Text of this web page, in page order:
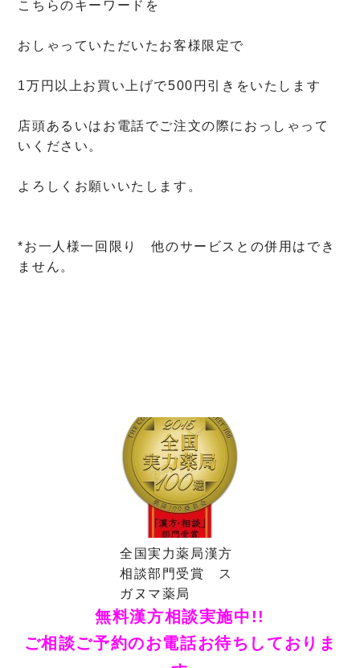
こちらのキーワードを
おしゃっていただいたお客様限定で
1万円以上お買い上げで500円引きをいたします
店頭あるいはお電話でご注文の際におっしゃって
いください。
よろしくお願いいたします。
*お一人様一回限り 他のサービスとの併用はでき
ません。
全国実力薬局漢方
相談部門受賞 ス
ガヌマ薬局
無料漢方相談実施中!!
ご相談ご予約のお電話お待ちしておりま